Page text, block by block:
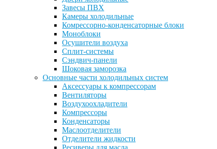
Завесы ПВХ
Камеры холодильные
Комрессорно-конденсаторные блоки
Моноблоки
Осушители воздуха
Сплит-системы
Сэндвич-панели
Шоковая заморозка
Основные части холодильных систем
Аксессуары к компрессорам
Вентиляторы
Воздухоохладители
Компрессоры
Конденсаторы
Маслоотделители
Отделители жидкости
Ресиверы для масла